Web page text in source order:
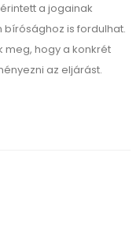
a jogainak
is fordulhat.
meg, hogy a konkrét
az eljárást.